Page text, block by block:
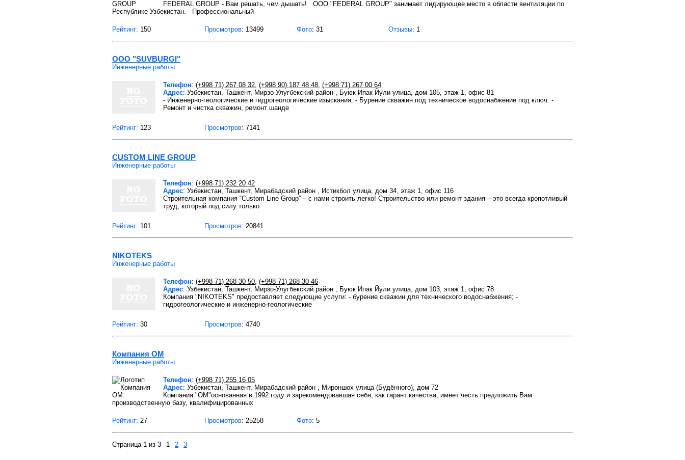
FEDERAL GROUP - Вам решать, чем дышать! OOO "FEDERAL GROUP" занимает лидирующее место в области вентиляции по
Республике Узбекистан. Профессиональный
Рейтинг: 150 Просмотров: 13499 Фото: 31 Отзывы: 1
ООО "SUVBURGI"
Инженерные работы
Телефон: (+998 71) 267 08 32, (+998 90) 187 48 48, (+998 71) 267 00 64
Адрес: Узбекистан, Ташкент, Мирзо-Улугбекский район , Буюк Ипак Йули улица, дом 105, этаж 1, офис 81
- Инженерно-геологические и гидрогеологические изыскания. - Бурение скважин под техническое водоснабжение под ключ. -
Ремонт и чистка скважин, ремонт шанде
Рейтинг: 123 Просмотров: 7141
CUSTOM LINE GROUP
Инженерные работы
Телефон: (+998 71) 232 20 42
Адрес: Узбекистан, Ташкент, Мирабадский район , Истикбол улица, дом 34, этаж 1, офис 116
Строительная компания “Custom Line Group” – с нами строить легко! Строительство или ремонт здания – это всегда кропотливый
труд, который под силу только
Рейтинг: 101 Просмотров: 20841
NIKOTEKS
Инженерные работы
Телефон: (+998 71) 268 30 50, (+998 71) 268 30 46
Адрес: Узбекистан, Ташкент, Мирзо-Улугбекский район , Буюк Ипак Йули улица, дом 103, этаж 1, офис 78
Компания "NIKOTEKS" предоставляет следующие услуги: - бурение скважин для технического водоснабжения; -
гидрогеологические и инженерно-геологические
Рейтинг: 30 Просмотров: 4740
Компания OM
Инженерные работы
Телефон: (+998 71) 255 16 05
Адрес: Узбекистан, Ташкент, Мирабадский район , Мироншох улица (Будённого), дом 72
Компания "ОМ"основанная в 1992 году и зарекомендовавшая себя, как гарант качества, имеет честь предложить Вам
производственную базу, квалифицированных
Рейтинг: 27 Просмотров: 25258 Фото: 5
Страница 1 из 3 1 2 3